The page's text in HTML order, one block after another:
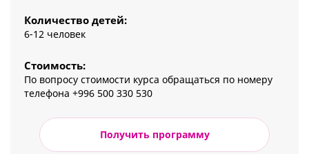
Количество детей:
6-12 человек
Стоимость:
По вопросу стоимости курса обращаться по номеру
телефона +996 500 330 530
Получить программу